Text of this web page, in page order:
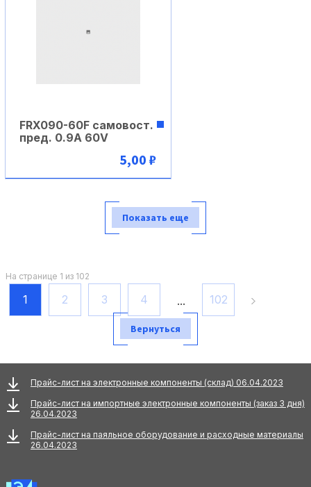
FRX090-60F самовост.
пред. 0.9A 60V
5,00 ₽
Показать еще
На странице 1 из 102
1 2 3 4 ... 102
Вернуться
Прайс-лист на электронные компоненты (склад) 06.04.2023
Прайс-лист на импортные электронные компоненты (заказ 3 дня)
26.04.2023
Прайс-лист на паяльное оборудование и расходные материалы
26.04.2023